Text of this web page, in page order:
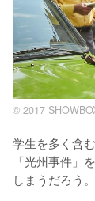
© 2017
学生を多く含
「光州事件」
しまうだろう。